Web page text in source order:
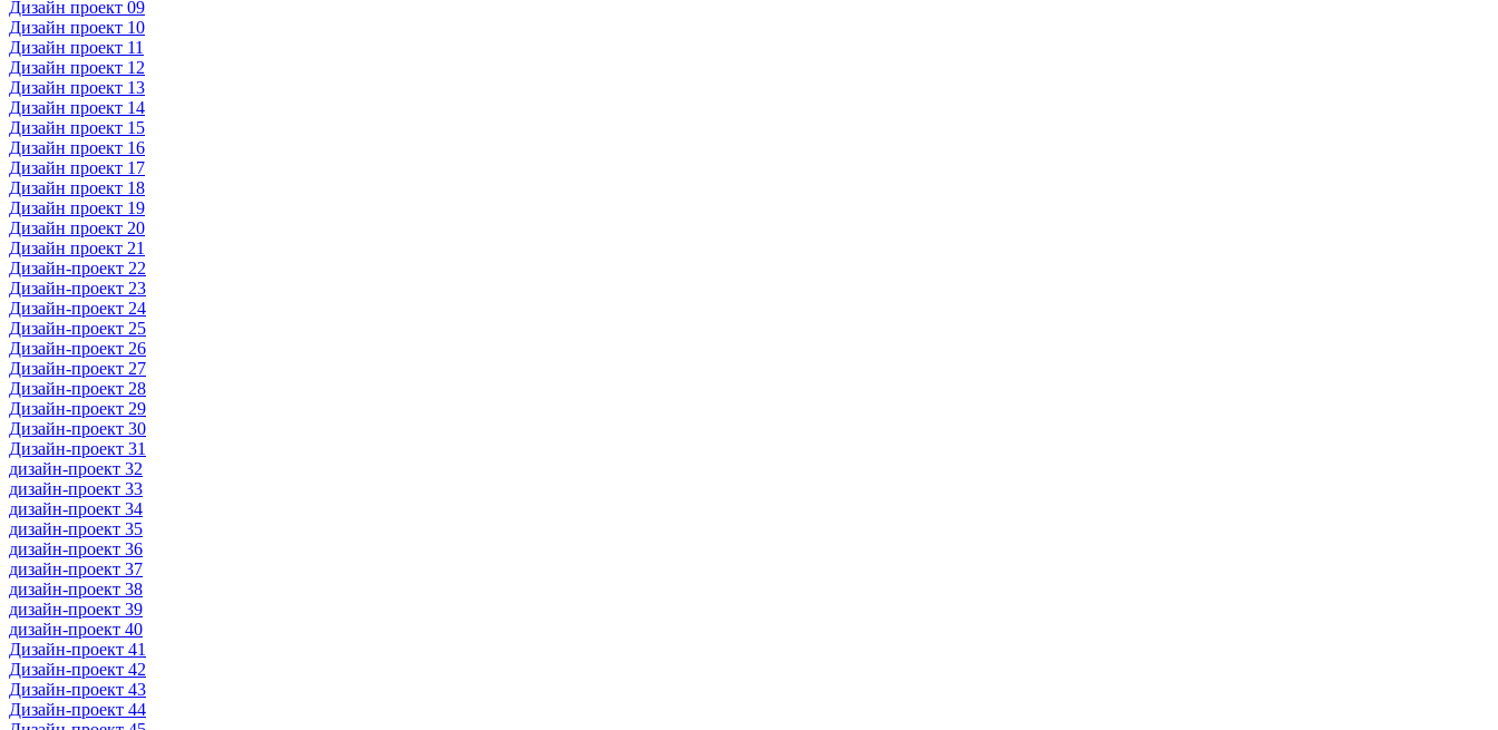
Дизайн проект 09
Дизайн проект 10
Дизайн проект 11
Дизайн проект 12
Дизайн проект 13
Дизайн проект 14
Дизайн проект 15
Дизайн проект 16
Дизайн проект 17
Дизайн проект 18
Дизайн проект 19
Дизайн проект 20
Дизайн проект 21
Дизайн-проект 22
Дизайн-проект 23
Дизайн-проект 24
Дизайн-проект 25
Дизайн-проект 26
Дизайн-проект 27
Дизайн-проект 28
Дизайн-проект 29
Дизайн-проект 30
Дизайн-проект 31
дизайн-проект 32
дизайн-проект 33
дизайн-проект 34
дизайн-проект 35
дизайн-проект 36
дизайн-проект 37
дизайн-проект 38
дизайн-проект 39
дизайн-проект 40
Дизайн-проект 41
Дизайн-проект 42
Дизайн-проект 43
Дизайн-проект 44